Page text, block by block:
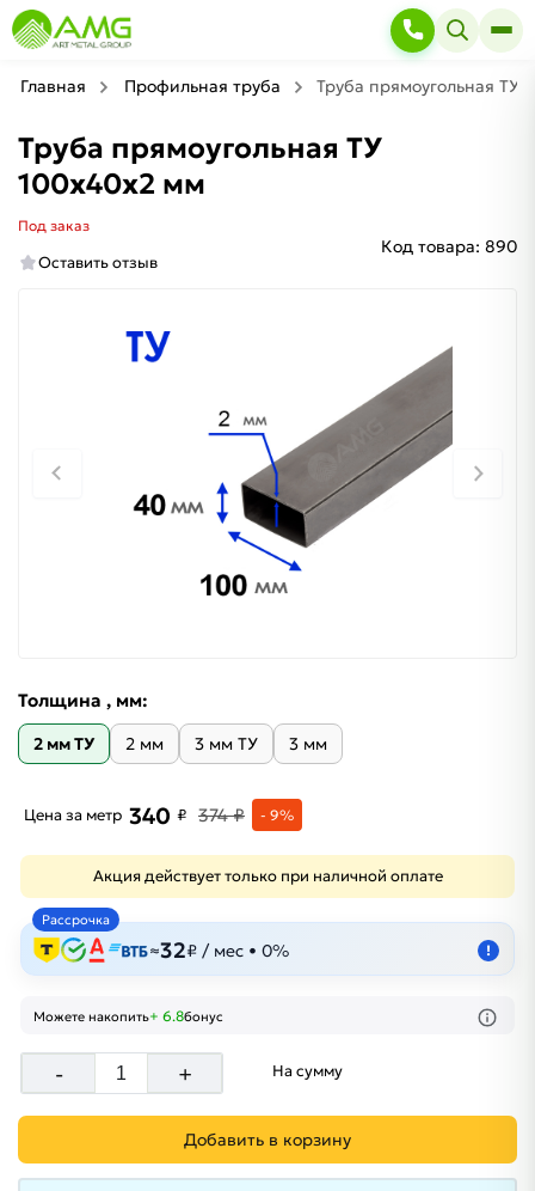
Главная Профильная труба Труба прямоугольная ТУ
Труба прямоугольная ТУ
100х40х2 мм
Под заказ
Оставить отзыв
Код товара: 890
Толщина , мм:
2 мм ТУ 2 мм 3 мм ТУ 3 мм
Цена за метр 340 ₽ 374 ₽ - 9%
Акция действует только при наличной оплате
Рассрочка
≈32₽ / мес • 0% !
Можете накопить+ 6.8бонус
- + На сумму
Добавить в корзину